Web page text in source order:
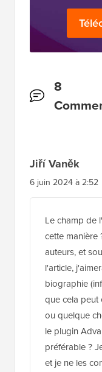
6 juin 2024 à 2:52
auteurs, et
l'article,
le plugin
préférable ?
et je ne les
Répondre
Support
7 juin 2024 à
Tant que
champs